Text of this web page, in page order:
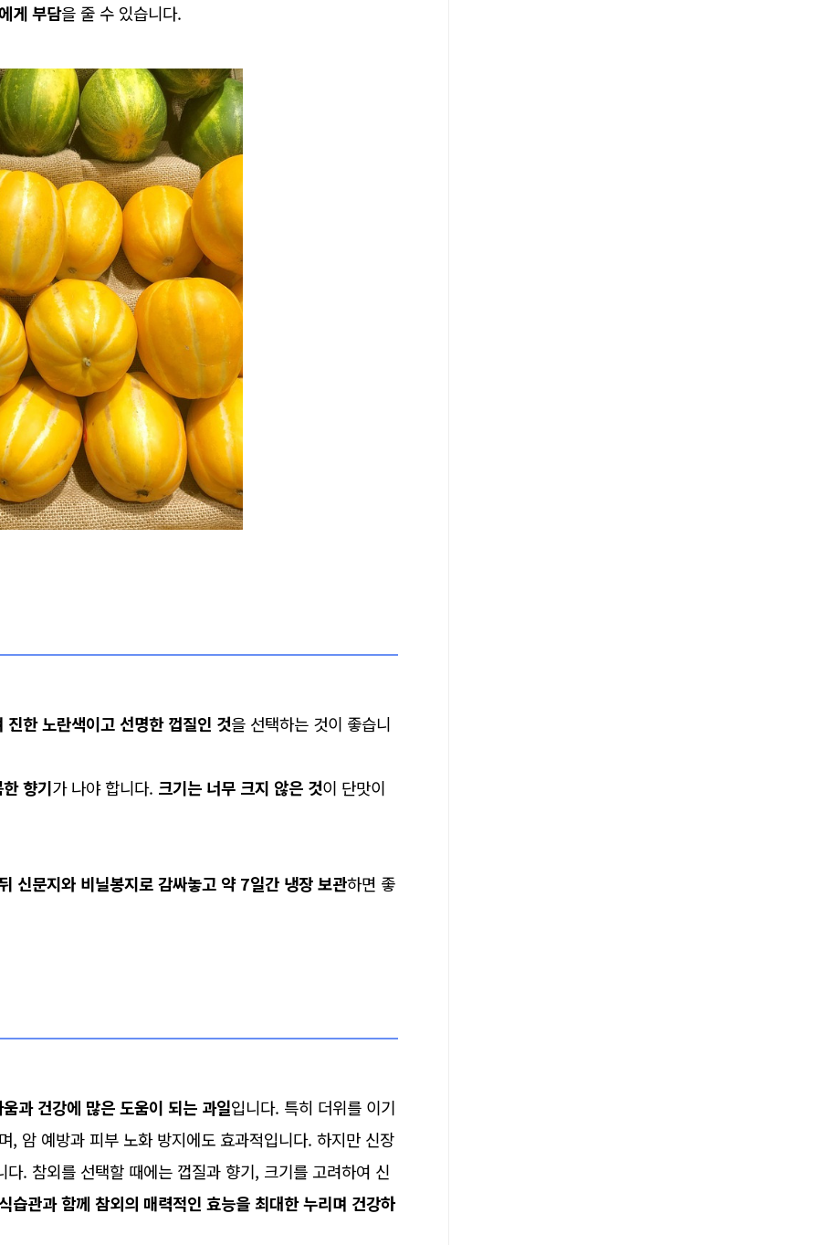
게 부담을 줄 수 있습니다.
한 노란색이고 선명한 껍질인 것을 선택하는 것이 좋습니
향기가 나야 합니다. 크기는 너무 크지 않은 것이 단맛이
신문지와 비닐봉지로 감싸놓고 약 7일간 냉장 보관하면 좋
과 건강에 많은 도움이 되는 과일입니다. 특히 더위를 이기
, 암 예방과 피부 노화 방지에도 효과적입니다. 하지만 신장
. 참외를 선택할 때에는 껍질과 향기, 크기를 고려하여 신
습관과 함께 참외의 매력적인 효능을 최대한 누리며 건강하